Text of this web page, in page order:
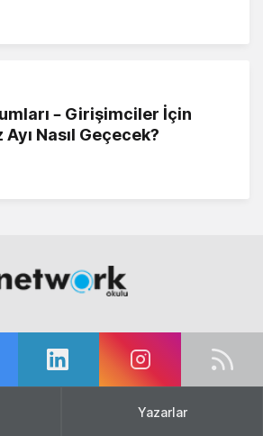
– Girişimciler İçin
Nasıl Geçecek?
Yazarlar